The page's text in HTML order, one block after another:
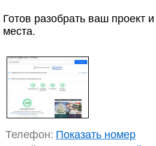
Готов разобрать ваш проект
места.
Телефон: Показать номер